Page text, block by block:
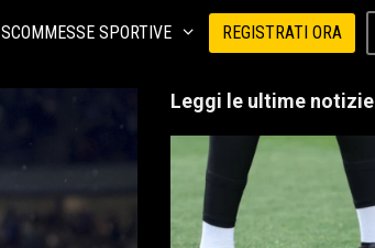
SCOMMESSE SPORTIVE REGISTRATI ORA
Leggi le ultime notizie